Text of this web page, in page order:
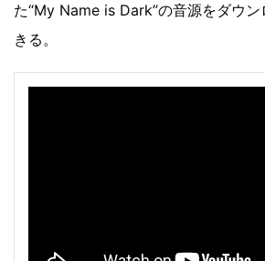
た“My Name is Dark”の音源をダウ
きる。